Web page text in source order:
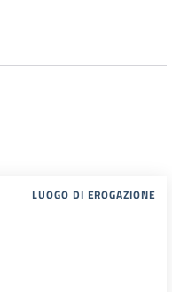
LUOGO DI EROGAZIONE